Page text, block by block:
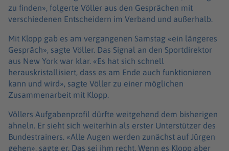
zu finden», folgerte Völler aus den Gesprächen mit
verschiedenen Entscheidern im Verband und außerhalb.
Mit Klopp gab es am vergangenen Samstag «ein längeres
Gespräch», sagte Völler. Das Signal an den Sportdirektor
aus New York war klar. «Es hat sich schnell
herauskristallisiert, dass es am Ende auch funktionieren
kann und wird», sagte Völler zu einer möglichen
Zusammenarbeit mit Klopp.
Völlers Aufgabenprofil dürfte weitgehend dem bisherigen
ähneln. Er sieht sich weiterhin als erster Unterstützer des
Bundestrainers. «Alle Augen werden zunächst auf Jürgen
gehen», sagte er. Das sei ihm recht. Wenn es Klopp aber